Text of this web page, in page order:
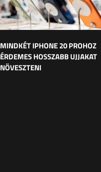
MINDKÉT IPHONE 20 PROHOZ
ÉRDEMES HOSSZABB UJJAKAT
NÖVESZTENI